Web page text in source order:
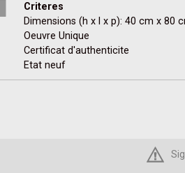
Criteres
Dimensions (h x l x p): 40 cm x 80
Oeuvre Unique
Certificat d'authenticite
Etat neuf